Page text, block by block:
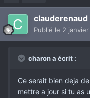
clauderenaud
Publié le 2
charon a écrit :
Ce serait bien deja
mettre a jour si tu as